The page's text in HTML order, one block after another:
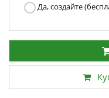
Да, создайте